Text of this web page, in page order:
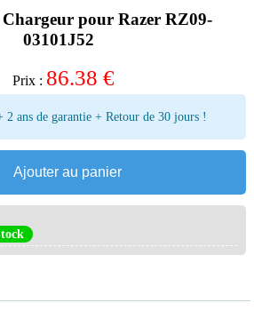
pour Razer RZ09-
03101J52
Prix : 86.38 €
ans de garantie + Retour de 30 jours !
Ajouter au panier